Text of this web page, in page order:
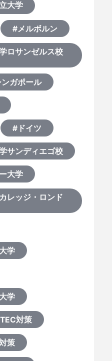
大学
#メルボルン
ロサンゼルス校
ガポール
#ドイツ
サンディエゴ校
大学
レッジ・ロンド
学
学
対策
策